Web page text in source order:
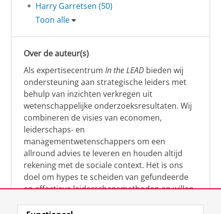
Harry Garretsen (50)
Toon alle
Over de auteur(s)
Als expertisecentrum In the LEAD bieden wij
ondersteuning aan strategische leiders met
behulp van inzichten verkregen uit
wetenschappelijke onderzoeksresultaten. Wij
combineren de visies van economen,
leiderschaps- en
managementwetenschappers om een
allround advies te leveren en houden altijd
rekening met de sociale context. Het is ons
doel om hypes te scheiden van gefundeerde
en effectieve leiderschapsmethoden en willen